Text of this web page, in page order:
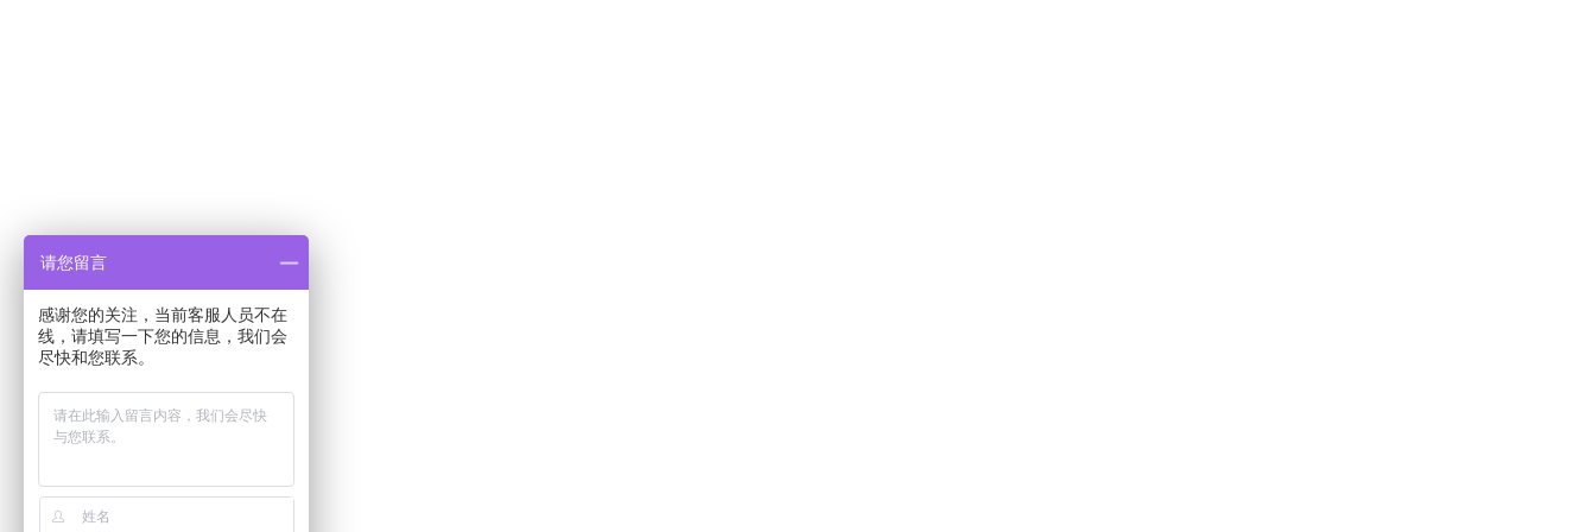
请您留言
感谢您的关注，当前客服人员不在
线，请填写一下您的信息，我们会
尽快和您联系。